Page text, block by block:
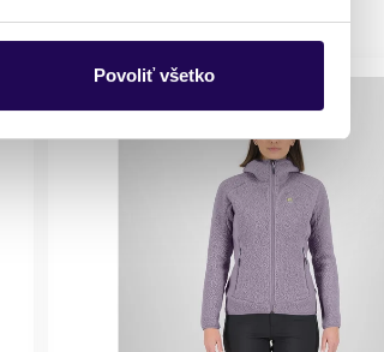
Povoliť všetko